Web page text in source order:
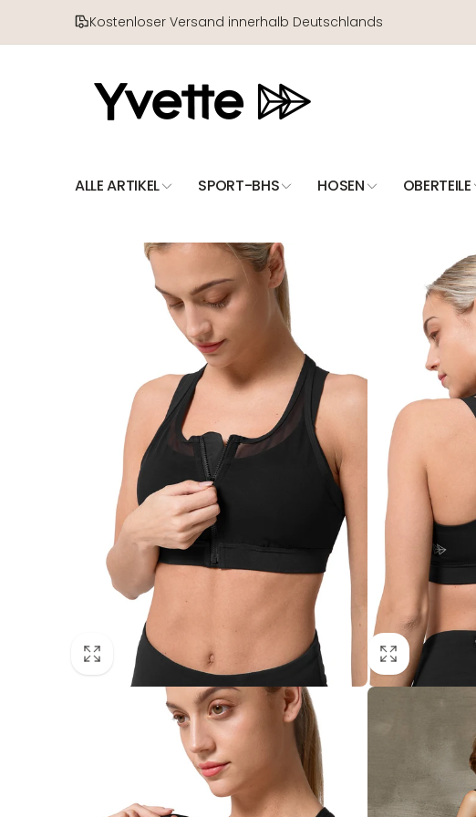
Kostenloser Versand innerhalb Deutschlands
ALLE ARTIKEL SPORT-BHS HOSEN OBERTEILE
Produktinformationen